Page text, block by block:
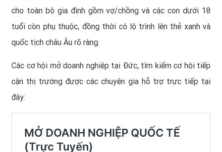
cho toàn bộ gia đình gồm vợ/chồng và các con dưới 18
tuổi còn phụ thuộc, đồng thời có lộ trình lên thẻ xanh và
quốc tịch châu Âu rõ ràng.
Các cơ hội mở doanh nghiệp tại Đức, tìm kiếm cơ hội tiếp
cận thị trường được các chuyên gia hỗ trợ trực tiếp tại
đây: